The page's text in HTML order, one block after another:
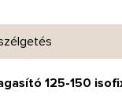
125-150